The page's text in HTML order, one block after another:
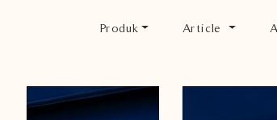
Produk Article